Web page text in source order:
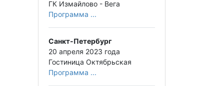
ГК Измайлово - Вега
Программа ...
Санкт-Петербург
20 апреля 2023 года
Гостиница Октябрьская
Программа ...